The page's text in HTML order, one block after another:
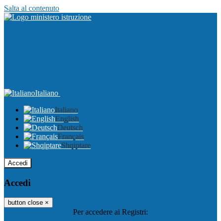
Salta al contenuto
Italiano
Italiano
English
Deutsch
Français
Shqiptare
Accedi
Accedi
button close ×
Per accedere ai Registri: